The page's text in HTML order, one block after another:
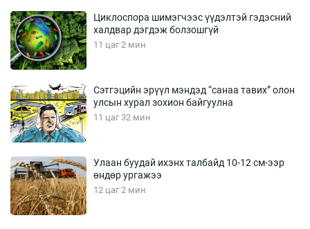
Циклоспора шимэгчээс үүдэлтэй гэдэсний
халдвар дэгдэж болзошгүй
11 цаг 2 мин
Сэтгэцийн эрүүл мэндэд “санаа тавих” олон
улсын хурал зохион байгуулна
11 цаг 32 мин
Улаан буудай ихэнх талбайд 10-12 см-ээр
өндөр ургажээ
12 цаг 2 мин